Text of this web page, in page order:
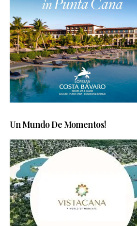
Un Mundo De Momentos!